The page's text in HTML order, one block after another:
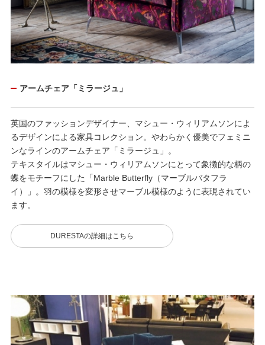
アームチェア「ミラージュ」
英国のファッションデザイナー、マシュー・ウィリアムソンによ
るデザインによる家具コレクション。やわらかく優美でフェミニ
ンなラインのアームチェア「ミラージュ」。
テキスタイルはマシュー・ウィリアムソンにとって象徴的な柄の
蝶をモチーフにした「Marble Butterfly（マーブルバタフラ
イ）」。羽の模様を変形させマーブル模様のように表現されてい
ます。
DURESTAの詳細はこちら